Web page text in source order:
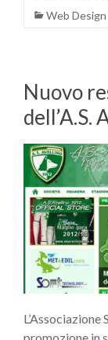
Web Design
Nuovo
dell’A.S.